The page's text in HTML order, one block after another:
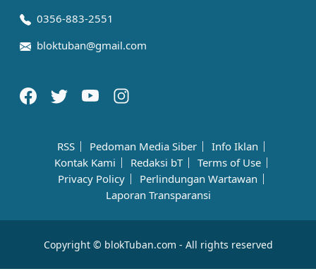
0356-883-2551
bloktuban@gmail.com
RSS Pedoman Media Siber
Info Iklan
Kontak Kami
Redaksi bT
Terms of Use
Privacy Policy
Perlindungan Wartawan
Laporan Transparansi
Copyright © blokTuban.com - All rights reserved